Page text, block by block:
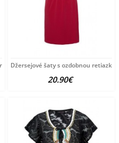
Melrose, ružovo-farebné
Džersejové šaty s ozdobnou
20.90€